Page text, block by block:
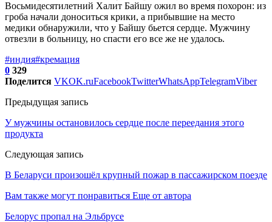
Восьмидесятилетний Халит Байшу ожил во время похорон: из
гроба начали доноситься крики, а прибывшие на место
медики обнаружили, что у Байшу бьется сердце. Мужчину
отвезли в больницу, но спасти его все же не удалось.
#индия#кремация
0 329
Поделится VKOK.ruFacebookTwitterWhatsAppTelegramViber
Предыдущая запись
У мужчины остановилось сердце после переедания этого
продукта
Следующая запись
В Беларуси произошёл крупный пожар в пассажирском поезде
Вам также могут понравиться Еще от автора
Белорус пропал на Эльбрусе